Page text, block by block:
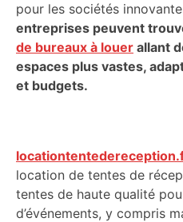
pour les sociétés
entreprises peuvent
de bureaux à louer allant
espaces plus vastes,
et budgets.
location de tentes de
tentes de haute qualité
d’événements, y compris